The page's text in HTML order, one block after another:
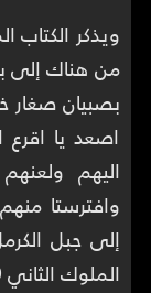
ويذكر
من هناك إلى
بصبيان صغار
اصعد يا
اليهم
وافترستا
إلى جبل
الملوك الثاني 19- 25 )